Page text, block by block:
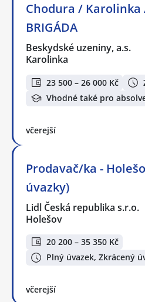
Chodura / Karolinka
BRIGÁDA
Beskydské uzeniny, a.s.
Karolinka
23 500 – 26 000 Kč
Vhodné také pro
včerejší
Prodavač/ka -
úvazky)
Lidl Česká republika s.r.o.
Holešov
20 200 – 35 350 Kč
Plný úvazek, Zkrácený
včerejší